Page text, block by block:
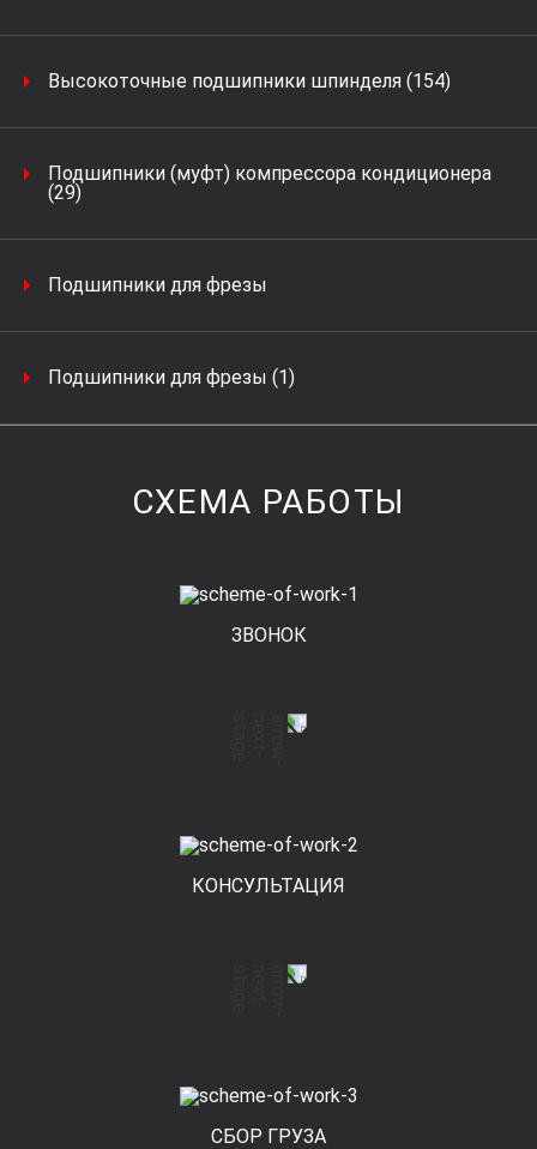
Высокоточные подшипники шпинделя (154)
Подшипники (муфт) компрессора кондиционера
(29)
Подшипники для фрезы
Подшипники для фрезы (1)
СХЕМА РАБОТЫ
ЗВОНОК
КОНСУЛЬТАЦИЯ
СБОР ГРУЗА